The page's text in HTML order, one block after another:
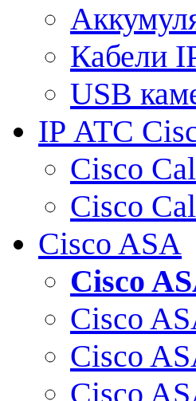
Кабели
USB
IP АТС
Cisco
Cisco
Cisco ASA
Cisco
Cisco
Cisco
Cisco